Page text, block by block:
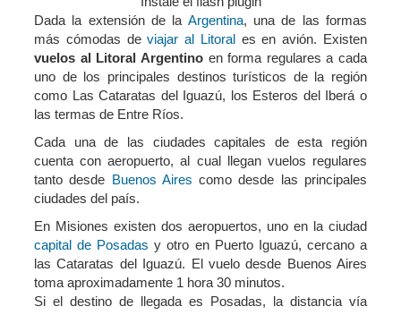
Dada la extensión de la Argentina, una de las formas
más cómodas deviajar al Litorales en avión. Existen
vuelos al Litoral Argentinoen forma regulares a cada
uno de los principales destinos turísticos de la región
como Las Cataratas del Iguazú, los Esteros del Iberá o
las termas de Entre Ríos.
Cada una de las ciudades capitales de esta región
cuenta con aeropuerto, al cual llegan vuelos regulares
tanto desde Buenos Aires como desde las principales
ciudades del país.
En Misiones existen dos aeropuertos, uno en la ciudad
capital de Posadas y otro en Puerto Iguazú, cercano a
las Cataratas del Iguazú. El vuelo desde Buenos Aires
toma aproximadamente 1 hora 30 minutos.
Si el destino de llegada es Posadas, la distancia vía